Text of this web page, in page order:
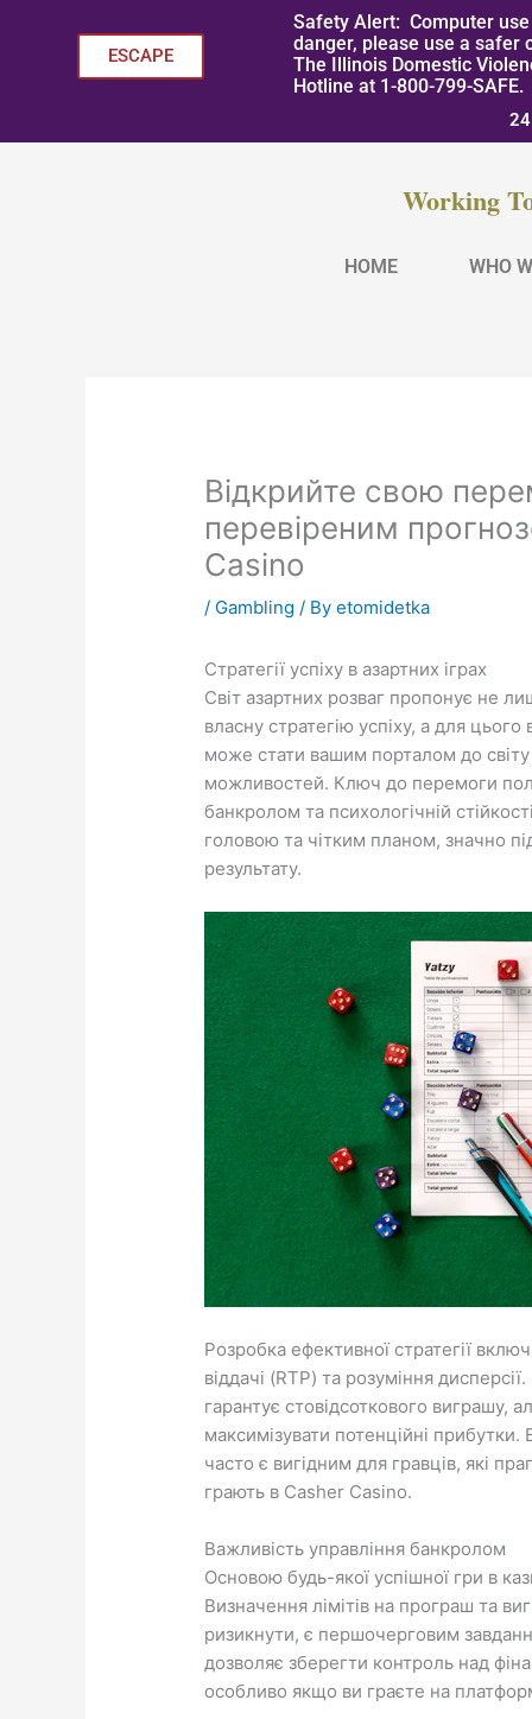
ESCAPE
Safety Alert: Computer
danger, please use a safer
The Illinois Domestic
Hotline at 1-800-799-SAFE.
Working
HOME WHO
Відкрийте свою
перевіреним
Casino
/ Gambling / Byetomidetka
Стратегії успіху в азартних іграх
Світ азартних розваг пропонує не
власну стратегію успіху, а для
може стати вашим порталом до світу
можливостей. Ключ до перемоги
банкролом та психологічній
головою та чітким планом, значно
результату.
Розробка ефективної стратегії
віддачі (RTP) та розуміння
гарантує стовідсоткового виграшу,
максимізувати потенційні
часто є вигідним для гравців, які
грають в Casher Casino.
Важливість управління банкролом
Основою будь-якої успішної гри в
Визначення лімітів на програш та
ризикнути, є першочерговим
дозволяє зберегти контроль над
особливо якщо ви граєте на